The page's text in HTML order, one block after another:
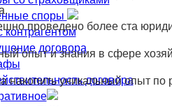
споры
контрагентом
договора
договора
проведено более ста
опыт и знания в сфере
накопить уникальный